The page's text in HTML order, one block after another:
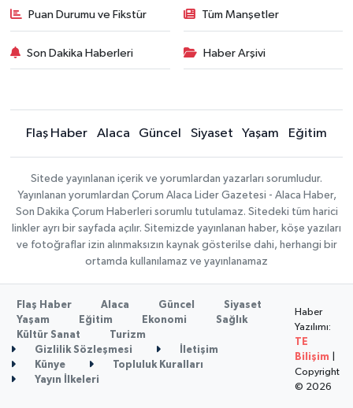
Puan Durumu ve Fikstür Tüm Manşetler
Son Dakika Haberleri Haber Arşivi
Flaş Haber Alaca Güncel Siyaset Yaşam Eğitim
Sitede yayınlanan içerik ve yorumlardan yazarları sorumludur.
Yayınlanan yorumlardan Çorum Alaca Lider Gazetesi - Alaca Haber,
Son Dakika Çorum Haberleri sorumlu tutulamaz. Sitedeki tüm harici
linkler ayrı bir sayfada açılır. Sitemizde yayınlanan haber, köşe yazıları
ve fotoğraflar izin alınmaksızın kaynak gösterilse dahi, herhangi bir
ortamda kullanılamaz ve yayınlanamaz
Flaş Haber Alaca Güncel
Siyaset
Yaşam
Eğitim Ekonomi
Sağlık
Kültür Sanat
Turizm
Gizlilik Sözleşmesi
İletişim
Künye
Topluluk Kuralları
Yayın İlkeleri
Haber
Yazılımı:
TE
Bilişim
Copyright
© 2026